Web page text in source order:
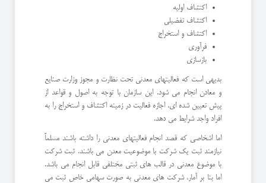
اکتشاف اولیه
اکتشاف تفضیلی
اکتشاف و استخراج
فرآوری
بازسازی
بدیهی است که فعالیتهای معدنی تحت نظارت و مجوز وزارت صنایع
و معادن انجام می شود. این سازمان با توجه به اصول و قواعد از
پیش تعیین شده ای، اجازه فعالیت در زمینه اکتشاف و استخراج را به
افراد واجد شرایط می دهد.
اما اشخاصی که قصد انجام فعالیتهای معدنی را داشته باشند مسلماً
نیازمند ثبت یک شرکت با موضوعیت معدن می باشند. ثبت شرکت
با موضوع معدنی در قالب های ثبتی مختلفی قابل انجام می باشد.
اما بنا بر آمار، شرکت های معدنی به صورت سهامی خاص ثبت می